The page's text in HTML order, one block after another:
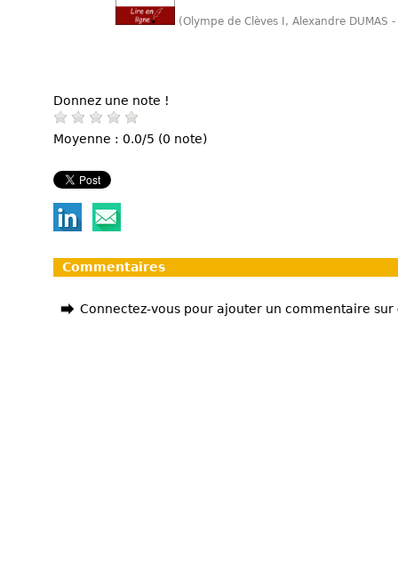
(Olympe de Clèves I, Alexandre
Donnez une note !
Moyenne : 0.0/5 (0 note)
Commentaires
Connectez-vous pour ajouter un commentaire sur